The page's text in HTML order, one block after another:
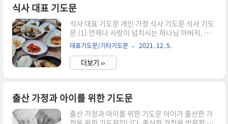
손님들도 맛있다고 칭찬하는 식당이 되기를 원합니
다. 좋은 소문이 꼬리에 꼬리를 물고 이어지게 하시
고, 많은 사람들이 찾는 맛집이 되게 하옵소서. 맛
을 본 이들이 다시 가고 싶은 곳이 되게 하시고, 지
인들에게 소개하고 싶은 명소가 되게 하옵소서. 집
사님 내외분에게 성려의 은혜를 더하여 주옵소서.
과하게 피곤하지 않게 하시고..
식사 대표 기도문
식사 대표 기도문 개인 가정 식사 기도문 식사 기도
문 (1) 언제나 사랑이 넘치시는 하나님 아버지, 오
늘도 저희에게 일용할 양식을 허락하여 주심을 감
사드립니다. 음식을 대할 때마다 풍성하게 채우시
는 주님의 은혜에 감사드립니다. 음식이 식탁에 오
르기까지 많은 이들이 수고와 애씀이 있습니다. 그
더하여 주옵소서. 저희들은 음식을 먹고 마심으로
하나님께 영광된 삶을 살게 하옵소서. 우리를 인도
하시고 사랑하시는 예수님의 이름으로 기도드립니
대표기도문/기타기도문 2021. 12. 5.
더보기 ››
출산 가정과 아이를 위한 기도문
출산 가정과 아이를 위한 기도문 아이가 출산한 가